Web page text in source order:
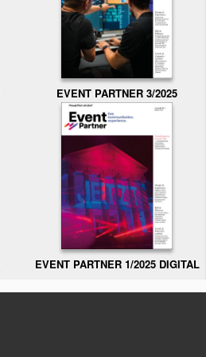
EVENT PARTNER 3/2025
EVENT PARTNER 1/2025 DIGITAL